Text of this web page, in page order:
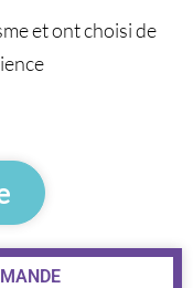
et ont choisi de